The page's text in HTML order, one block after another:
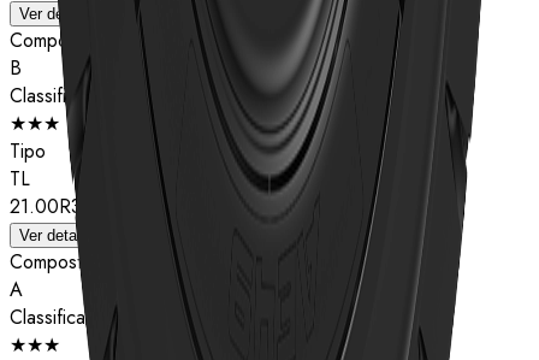
Ver detalhes
Composto
B
Classificação de estrelas
★★★
Tipo
TL
21.00R35
Ver detalhes
Composto
A
Classificação de estrelas
★★★